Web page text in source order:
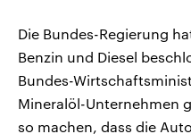
Die Bundes-Regierung
Benzin und Diesel
Bundes-
Mineralöl-Unternehmen
so machen, dass die